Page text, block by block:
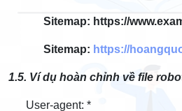
Sitemap: https://
Sitemap: https://
1.5. Ví dụ hoàn chỉnh về file
User-agent: *